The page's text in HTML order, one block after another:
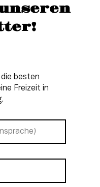
besten
Freizeit in